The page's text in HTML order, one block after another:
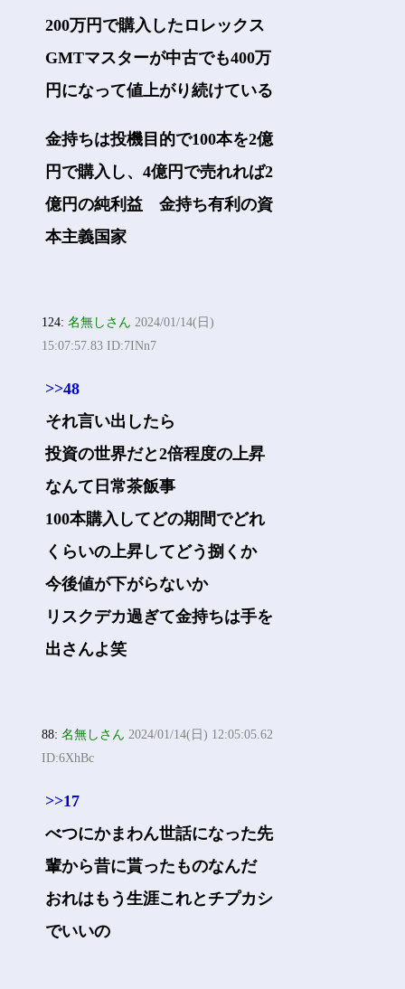
200万円で購入したロレックス
GMTマスターが中古でも400万
円になって値上がり続けている
金持ちは投機目的で100本を2億
円で購入し、4億円で売れれば2
億円の純利益 金持ち有利の資
本主義国家
124:名無しさん 2024/01/14(日)
15:07:57.83 ID:7INn7
>>48
それ言い出したら
投資の世界だと2倍程度の上昇
なんて日常茶飯事
100本購入してどの期間でどれ
くらいの上昇してどう捌くか
今後値が下がらないか
リスクデカ過ぎて金持ちは手を
出さんよ笑
88:名無しさん 2024/01/14(日) 12:05:05.62
ID:6XhBc
>>17
べつにかまわん世話になった先
輩から昔に貰ったものなんだ
おれはもう生涯これとチプカシ
でいいの